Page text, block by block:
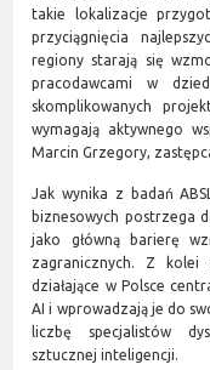
takie lokalizacje
przyciągnięcia
regiony starają się
pracodawcami w
skomplikowanych
wymagają aktywnego
Marcin Grzegory,
Jak wynika z badań
biznesowych postrzega
jako główną barierę
zagranicznych. Z
działające w Polsce
AI i wprowadzają je do
liczbę specjalistów
sztucznej inteligencji.